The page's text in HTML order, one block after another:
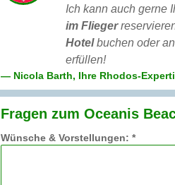
Ich kann auch gerne
im Flieger
Hotelbuchen oder
erfüllen!
— Nicola Barth, Ihre Rhodos-
Fragen zum Oceanis
Wünsche & Vorstellungen: *